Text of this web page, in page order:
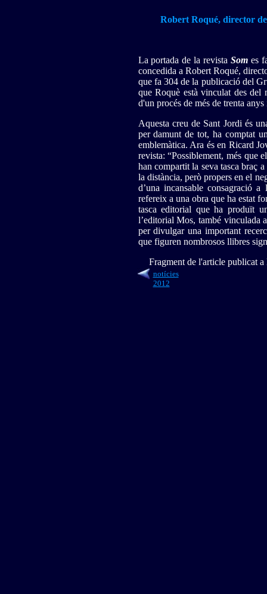
Robert Roqué, director
La portada de la revista Somes
concedida a Robert Roqué,
que fa 304 de la publicació del
que Roquè està vinculat des del
d'un procés de més de trenta
Aquesta creu de Sant Jordi és
per damunt de tot, ha comptat
emblemàtica. Ara és en Ricard
revista: “Possiblement, més que
han compartit la seva tasca braç
la distància, però propers en el
d’una incansable consagració
refereix a una obra que ha estat
tasca editorial que ha produït
l’editorial Mos, també vinculada
per divulgar una important
que figuren nombrosos llibres
Fragment de l'article publicat
notícies
2012